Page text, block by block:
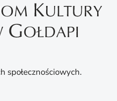
społecznościowych.